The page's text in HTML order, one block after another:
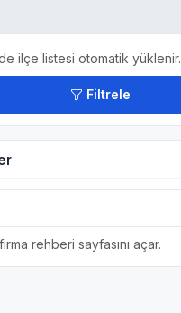
ilçe listesi otomatik yüklenir.
Filtrele
rehberi sayfasını açar.